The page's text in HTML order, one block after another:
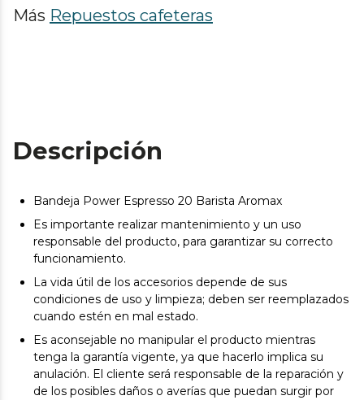
Más Repuestos cafeteras
Descripción
Bandeja Power Espresso 20 Barista Aromax
Es importante realizar mantenimiento y un uso
responsable del producto, para garantizar su correcto
funcionamiento.
La vida útil de los accesorios depende de sus
condiciones de uso y limpieza; deben ser reemplazados
cuando estén en mal estado.
Es aconsejable no manipular el producto mientras
tenga la garantía vigente, ya que hacerlo implica su
anulación. El cliente será responsable de la reparación y
de los posibles daños o averías que puedan surgir por